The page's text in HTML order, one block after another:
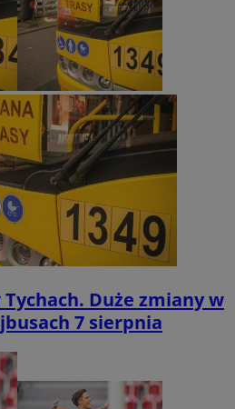
Duże zmiany w
7 sierpnia